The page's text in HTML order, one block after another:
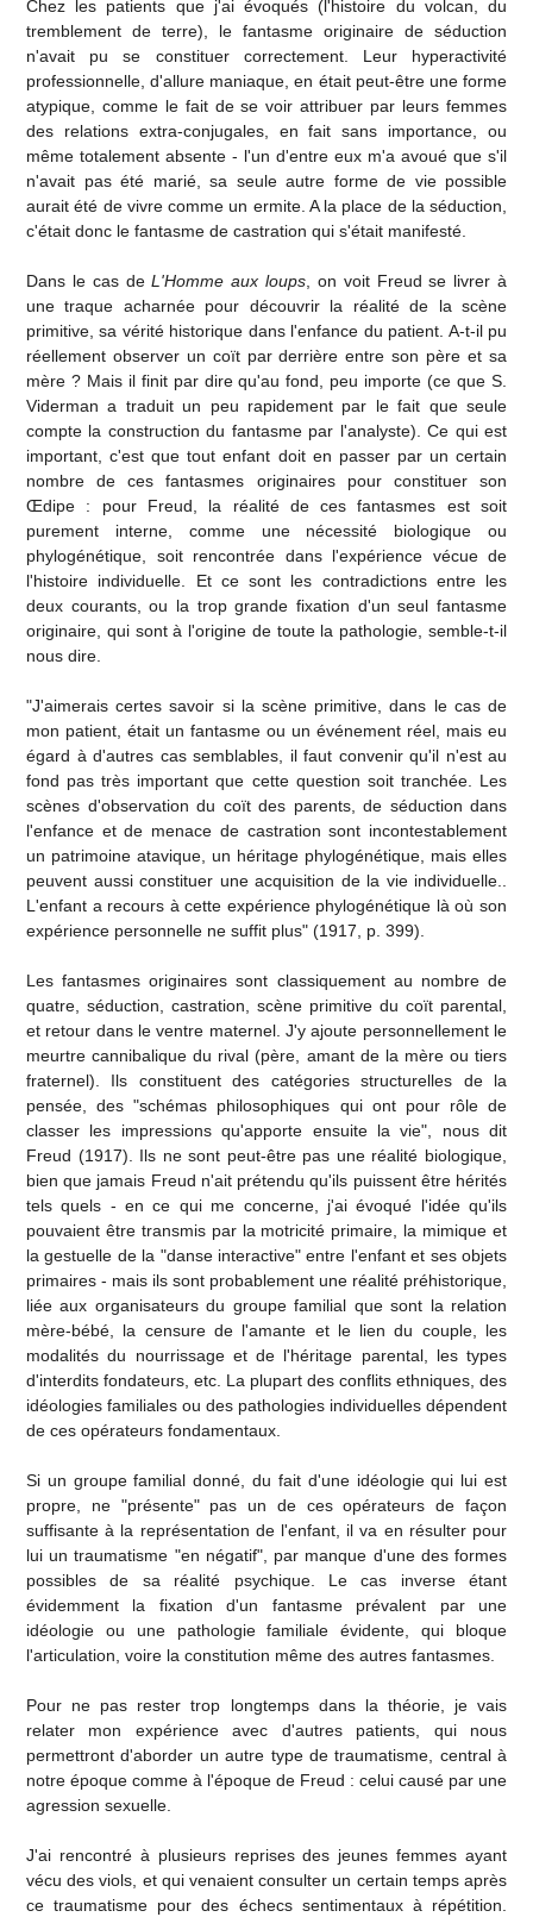
Chez les patients que j'ai évoqués (l'histoire du volcan, du
tremblement de terre), le fantasme originaire de séduction
n'avait pu se constituer correctement. Leur hyperactivité
professionnelle, d'allure maniaque, en était peut-être une forme
atypique, comme le fait de se voir attribuer par leurs femmes
des relations extra-conjugales, en fait sans importance, ou
même totalement absente - l'un d'entre eux m'a avoué que s'il
n'avait pas été marié, sa seule autre forme de vie possible
aurait été de vivre comme un ermite. A la place de la séduction,
c'était donc le fantasme de castration qui s'était manifesté.
Dans le cas deL'Homme aux loups, on voit Freud se livrer à
une traque acharnée pour découvrir la réalité de la scène
primitive, sa vérité historique dans l'enfance du patient. A-t-il pu
réellement observer un coït par derrière entre son père et sa
mère ? Mais il finit par dire qu'au fond, peu importe (ce que S.
Viderman a traduit un peu rapidement par le fait que seule
compte la construction du fantasme par l'analyste). Ce qui est
important, c'est que tout enfant doit en passer par un certain
nombre de ces fantasmes originaires pour constituer son
Œdipe : pour Freud, la réalité de ces fantasmes est soit
purement interne, comme une nécessité biologique ou
phylogénétique, soit rencontrée dans l'expérience vécue de
l'histoire individuelle. Et ce sont les contradictions entre les
deux courants, ou la trop grande fixation d'un seul fantasme
originaire, qui sont à l'origine de toute la pathologie, semble-t-il
nous dire.
"J'aimerais certes savoir si la scène primitive, dans le cas de
mon patient, était un fantasme ou un événement réel, mais eu
égard à d'autres cas semblables, il faut convenir qu'il n'est au
fond pas très important que cette question soit tranchée. Les
scènes d'observation du coït des parents, de séduction dans
l'enfance et de menace de castration sont incontestablement
un patrimoine atavique, un héritage phylogénétique, mais elles
peuvent aussi constituer une acquisition de la vie individuelle..
L'enfant a recours à cette expérience phylogénétique là où son
expérience personnelle ne suffit plus" (1917, p. 399).
Les fantasmes originaires sont classiquement au nombre de
quatre, séduction, castration, scène primitive du coït parental,
et retour dans le ventre maternel. J'y ajoute personnellement le
meurtre cannibalique du rival (père, amant de la mère ou tiers
fraternel). Ils constituent des catégories structurelles de la
pensée, des "schémas philosophiques qui ont pour rôle de
classer les impressions qu'apporte ensuite la vie", nous dit
Freud (1917). Ils ne sont peut-être pas une réalité biologique,
bien que jamais Freud n'ait prétendu qu'ils puissent être hérités
tels quels - en ce qui me concerne, j'ai évoqué l'idée qu'ils
pouvaient être transmis par la motricité primaire, la mimique et
la gestuelle de la "danse interactive" entre l'enfant et ses objets
primaires - mais ils sont probablement une réalité préhistorique,
liée aux organisateurs du groupe familial que sont la relation
mère-bébé, la censure de l'amante et le lien du couple, les
modalités du nourrissage et de l'héritage parental, les types
d'interdits fondateurs, etc. La plupart des conflits ethniques, des
idéologies familiales ou des pathologies individuelles dépendent
de ces opérateurs fondamentaux.
Si un groupe familial donné, du fait d'une idéologie qui lui est
propre, ne "présente" pas un de ces opérateurs de façon
suffisante à la représentation de l'enfant, il va en résulter pour
lui un traumatisme "en négatif", par manque d'une des formes
possibles de sa réalité psychique. Le cas inverse étant
évidemment la fixation d'un fantasme prévalent par une
idéologie ou une pathologie familiale évidente, qui bloque
l'articulation, voire la constitution même des autres fantasmes.
Pour ne pas rester trop longtemps dans la théorie, je vais
relater mon expérience avec d'autres patients, qui nous
permettront d'aborder un autre type de traumatisme, central à
notre époque comme à l'époque de Freud : celui causé par une
agression sexuelle.
J'ai rencontré à plusieurs reprises des jeunes femmes ayant
vécu des viols, et qui venaient consulter un certain temps après
ce traumatisme pour des échecs sentimentaux à répétition.